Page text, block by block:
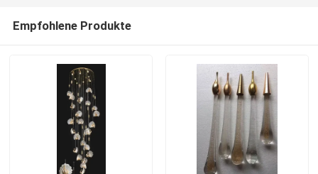
Empfohlene Produkte